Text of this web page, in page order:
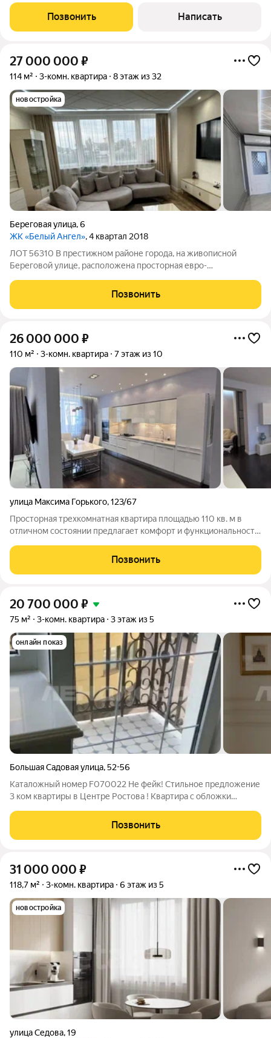
«Сквер». Общая площадь представленного жилья- 93.4м2.
Планировкой предусмотрены: холл,
Позвонить Написать
27 000 000 ₽
114 м² 3-комн. квартира 8 этаж из 32
новостройка
Береговая улица,6
ЖК «Белый Ангел», 4 квартал 2018
ЛОТ 56310 В престижном районе города, на живописной
Береговой улице, расположена просторная евро-
Расположенная на 8 этаже современного 32-этажного
кирпичного дома, построенного в 2018 году, она
Позвонить
26 000 000 ₽
110 м² 3-комн. квартира 7 этаж из 10
улица Максима Горького,123/67
Просторная трехкомнатная квартира площадью 110 кв. м в
отличном состоянии предлагает комфорт и функциональность
планировкой с высотой потолков 3 метра, что создает
ощущение простора и света.
Позвонить
20 700 000 ₽
75 м² 3-комн. квартира 3 этаж из 5
онлайн показ
Большая Садовая улица,52-56
Каталожный номер F070022 Не фейк! Стильное предложение
3 ком квартиры в Центре Ростова ! Квартира с обложки
чем выгода ? 1. Безупречная локация 2. Видовая квартира 3.
Крепкая качественная
Позвонить
31 000 000 ₽
118,7 м² 3-комн. квартира 6 этаж из 5
новостройка
улица Седова,19